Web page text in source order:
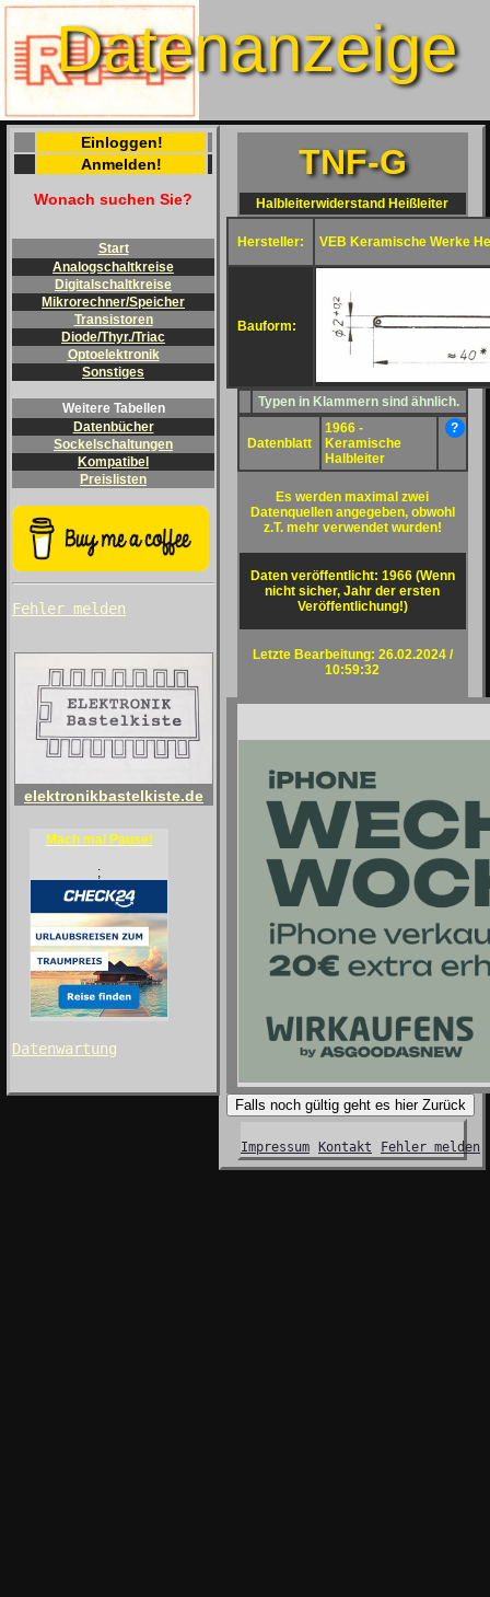
Datenanzeige
Einloggen!
Anmelden!
Wonach suchen Sie?
Start
Analogschaltkreise
Digitalschaltkreise
Mikrorechner/Speicher
Transistoren
Diode/Thyr./Triac
Optoelektronik
Sonstiges
Weitere Tabellen
Datenbücher
Sockelschaltungen
Kompatibel
Preislisten
Fehler melden
elektronikbastelkiste.de
Mach mal Pause!
;
Datenwartung
TNF-G
Halbleiterwiderstand Heißleiter
Hersteller: VEB Keramische Werke
Bauform:
Typen in Klammern sind ähnlich.
Datenblatt
1966 -
Keramische
Halbleiter
?
Es werden maximal zwei
Datenquellen angegeben, obwohl
z.T. mehr verwendet wurden!
Daten veröffentlicht: 1966 (Wenn
nicht sicher, Jahr der ersten
Veröffentlichung!)
Letzte Bearbeitung: 26.02.2024 /
10:59:32
Falls noch gültig geht es hier Zurück
Impressum Kontakt Fehler melden